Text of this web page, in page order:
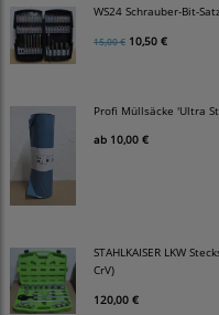
WS24 Schrauber-Bit-
15,00 € 10,50 €
Profi Müllsäcke 'Ultra
ab 10,00 €
STAHLKAISER LKW
CrV)
120,00 €